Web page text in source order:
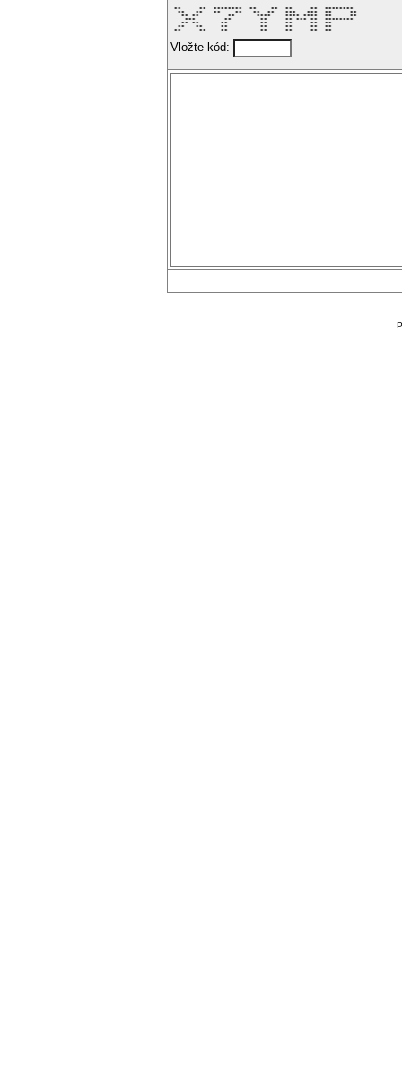
**     **  ********  **    **  **     **  ********
  **   **   **    **   **  **   ***   ***  **     **
   ** **        **      ****    **** ****  **     **
    ***        **        **     ** *** **  ********
   ** **      **         **     **     **  **
  **   **     **         **     **     **  **
**     **    **         **     **     **  **
Vložte kód: